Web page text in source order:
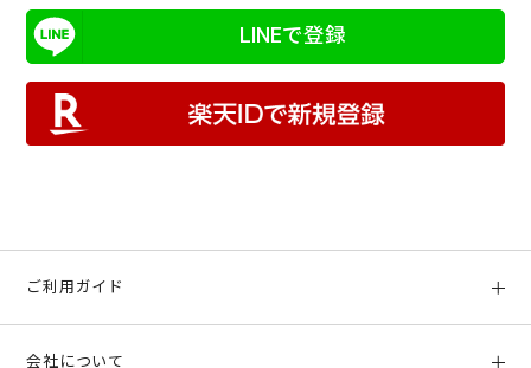
LINEで登録
ご利用ガイド
会社について